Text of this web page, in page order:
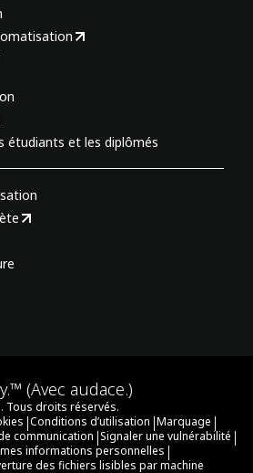
étudiants et les diplômés
(Avec audace.)
Tous droits réservés.
|Conditions d’utilisation |Marquage |
communication |Signaler une vulnérabilité |
informations personnelles |
des fichiers lisibles par machine